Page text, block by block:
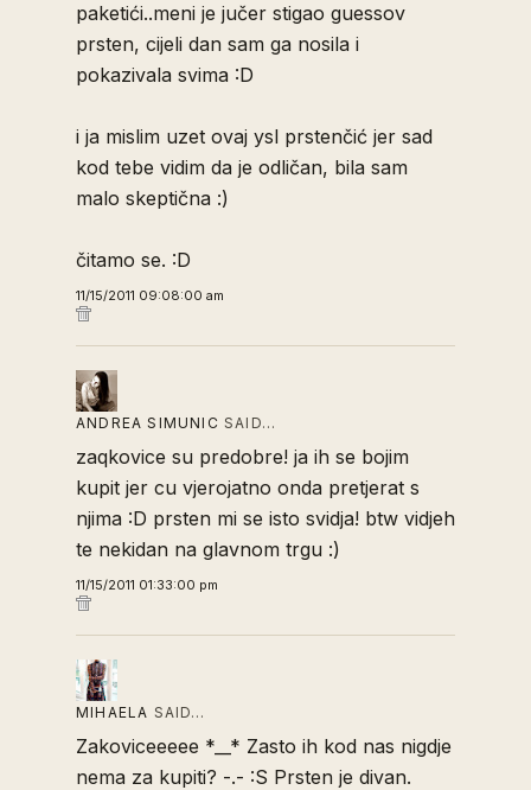
paketići..meni je jučer stigao guessov
prsten, cijeli dan sam ga nosila i
pokazivala svima :D
i ja mislim uzet ovaj ysl prstenčić jer sad
kod tebe vidim da je odličan, bila sam
malo skeptična :)
čitamo se. :D
11/15/2011 09:08:00 am
ANDREA SIMUNIC SAID…
zaqkovice su predobre! ja ih se bojim
kupit jer cu vjerojatno onda pretjerat s
njima :D prsten mi se isto svidja! btw vidjeh
te nekidan na glavnom trgu :)
11/15/2011 01:33:00 pm
MIHAELA SAID…
Zakoviceeeee *__* Zasto ih kod nas nigdje
nema za kupiti? -.- :S Prsten je divan.